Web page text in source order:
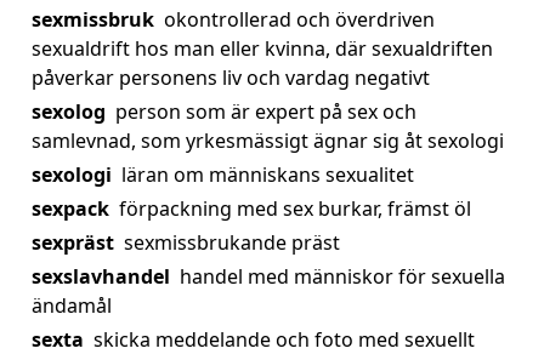
sexmissbruk okontrollerad och överdriven
sexualdrift hos man eller kvinna, där sexualdriften
påverkar personens liv och vardag negativt
sexolog person som är expert på sex och
samlevnad, som yrkesmässigt ägnar sig åt sexologi
sexologi läran om människans sexualitet
sexpack förpackning med sex burkar, främst öl
sexpräst sexmissbrukande präst
sexslavhandel handel med människor för sexuella
ändamål
sexta skicka meddelande och foto med sexuellt